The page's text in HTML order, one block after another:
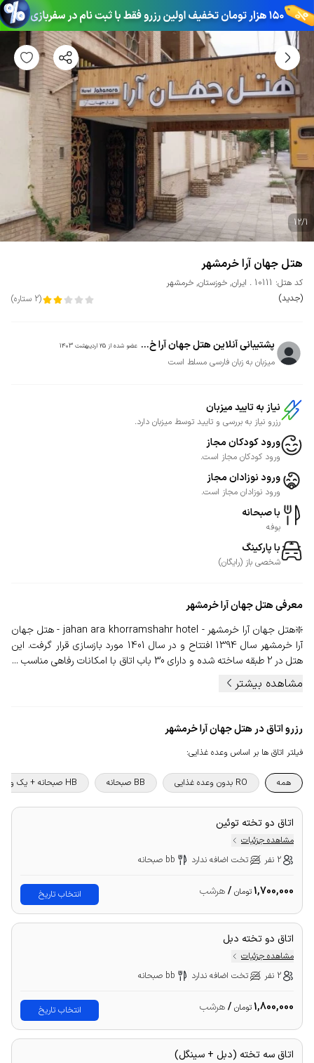
12/1
هتل جهان آرا خرمشهر
کد هتل: 10111 ایران, خوزستان, خرمشهر
(جدید)
(
2 ستاره)
پشتیبانی آنلاین هتل جهان آرا خ... عضو شده از 25 اردیبهشت 1403
میزبان به زبان فارسی مسلط است
نیاز به تایید میزبان
رزرو نیاز به بررسی و تایید توسط میزبان دارد.
ورود کودکان مجاز
ورود کودکان مجاز است.
ورود نوزادان مجاز
ورود نوزادان مجاز است.
با صبحانه
بوفه
با پارکینگ
شخصی باز (رایگان)
معرفیهتل جهان آرا خرمشهر
❇️هتل جهان آرا خرمشهر - jahan ara khorramshahr hotel - هتل جهان
آرا خرمشهر سال 1394 افتتاح و در سال 1401 مورد بازسازی قرار گرفت. این
هتل در 2 طبقه ساخته شده و دارای 30 باب اتاق با امکانات رفاهی مناسب ...
مشاهده بیشتر
رزرو اتاق در هتل جهان آرا خرمشهر
فیلتر اتاق ها بر اساس وعده غذایی:
همه RO بدون وعده غذایی BB صبحانه HB صبحانه + یک وعده غذا
اتاق دو تخته توئین
مشاهده جزئیات
2 نفر
تخت اضافه ندارد bb صبحانه
1,700,000تومان /هرشب انتخاب تاریخ
اتاق دو تخته دبل
مشاهده جزئیات
2 نفر
تخت اضافه ندارد bb صبحانه
1,800,000تومان /هرشب انتخاب تاریخ
اتاق سه تخته (دبل + سینگل)